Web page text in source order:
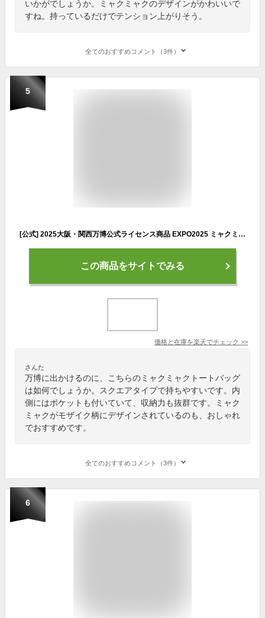
いかがでしょうか。ミャクミャクのデザインがかわいいで
すね。持っているだけでテンション上がりそう。
全てのおすすめコメント（3件）
5
[公式] 2025大阪・関西万博公式ライセンス商品 EXPO2025 ミャクミャク マチ付きバッグ スクエア 007 OB1074 スモール・プラネット カッコイイ トート セカンドバッグ 手持ち鞄 サブバッグ
この商品をサイトでみる
価格と在庫を楽天でチェック >>
さんた
万博に出かけるのに、こちらのミャクミャクトートバッグ
は如何でしょうか。スクエアタイプで持ちやすいです。内
側にはポケットも付いていて、収納力も抜群です。ミャク
ミャクがモザイク柄にデザインされているのも、おしゃれ
でおすすめです。
全てのおすすめコメント（3件）
6